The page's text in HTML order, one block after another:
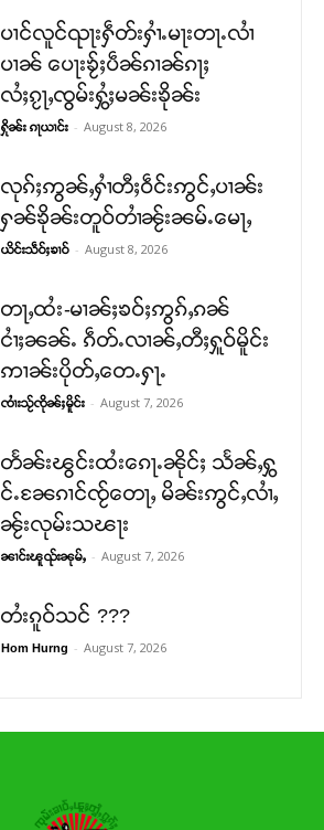
ပၢင်လူင်ၺႃးႁဵတ်းႁၢႆႉမႃးတႃႉလၢႆ
ပၢၼ် ​​ပေႃးၶႂ်ႈပဵၼ်ၵၢၼ်ၵႃႈ
လႆႈၵႂႃႇၸွမ်းႁွႆႈမၼ်းၶိုၼ်း
ႁိုၼ်း ၵႃယၢင်း - August 8, 2026
လုၵ်ႈဢွၼ်ႇႁၢႆတီႈဝဵင်းဢွင်ႇပၢၼ်း
ႁၼ်ၶိုၼ်းတူဝ်တၢႆၼႂ်းၼမ်ႉမေႃႇ
ယိင်းသဵဝ်ႈၶၢဝ် - August 8, 2026
တႃႇထႆး-မၢၼ်ႈၶဝ်ႈဢွၵ်ႇၵၼ်
ငၢႆႈၼၼ်ႉ ၵဵတ်ႉလၢၼ်ႇတီႈႁူဝ်မိူင်း
ဢၢၼ်းပိုတ်ႇတေႉႁႃႉ
ၸၢႆးသႂ်ၸိုၼ်ႈမိူင်း - August 7, 2026
တႅၼ်းၽွင်းထႆးၵေႃႉၼိုင်ႈ သႅၼ်ႇႁွ
င်ႉၼႄၵၢင်ၸႂ်တေႃႇ မိၼ်းဢွင်ႇလၢႆႇ
ၼႂ်းလုမ်းသၽႃး
ၼၢင်းၽူၺ်းၼုမ်ႇ - August 7, 2026
တႆးၵူဝ်သင် ???
Hom Hurng - August 7, 2026